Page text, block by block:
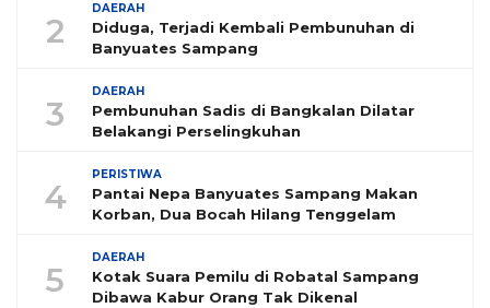
2
DAERAH
Diduga, Terjadi Kembali Pembunuhan di
Banyuates Sampang
3
DAERAH
Pembunuhan Sadis di Bangkalan Dilatar
Belakangi Perselingkuhan
4
PERISTIWA
Pantai Nepa Banyuates Sampang Makan
Korban, Dua Bocah Hilang Tenggelam
5
DAERAH
Kotak Suara Pemilu di Robatal Sampang
Dibawa Kabur Orang Tak Dikenal